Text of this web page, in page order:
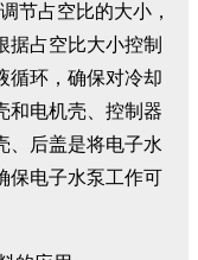
节占空比的大小，
据占空比大小控制
循环，确保对冷却
和电机壳、控制器
、后盖是将电子水
保电子水泵工作可